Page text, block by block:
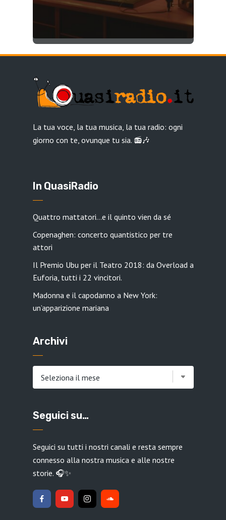
La tua voce, la tua musica, la tua radio: ogni
giorno con te, ovunque tu sia. 📻🎶
In QuasiRadio
Quattro mattatori…e il quinto vien da sé
Copenaghen: concerto quantistico per tre
attori
Il Premio Ubu per il Teatro 2018: da Overload a
Euforia, tutti i 22 vincitori.
Madonna e il capodanno a New York:
un’apparizione mariana
Archivi
Seguici su…
Seguici su tutti i nostri canali e resta sempre
connesso alla nostra musica e alle nostre
storie. 🎧✨